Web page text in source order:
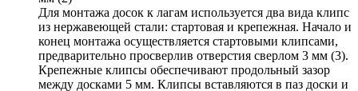
Для монтажа досок к лагам используется два вида клипс
из нержавеющей стали: стартовая и крепежная. Начало и
конец монтажа осуществляется стартовыми клипсами,
предварительно просверлив отверстия сверлом 3 мм (3).
Крепежные клипсы обеспечивают продольный зазор
между досками 5 мм. Клипсы вставляются в паз доски и